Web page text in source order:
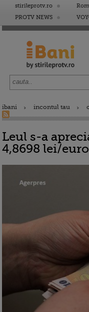
stirileprotv.ro
PROTV NEWS
ibani incontul tau
Leul s-a
4,8698 lei/euro